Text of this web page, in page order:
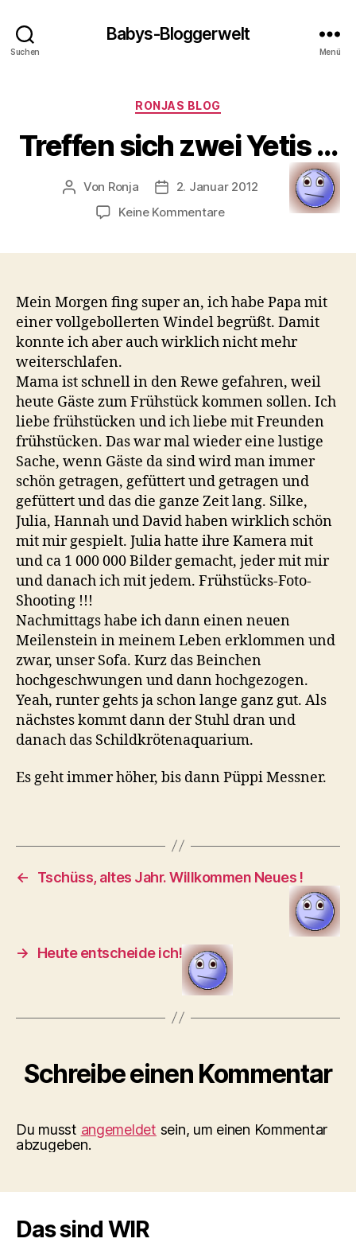
Suchen
Babys-Bloggerwelt
Menü
Kategorien
RONJAS BLOG
Treffen sich zwei Yetis …
Beitragsautor
Von Ronja Veröffentlichungsdatum
2. Januar 2012
Keine Kommentarezu
…
Mein Morgen fing super an, ich habe Papa mit
einer vollgebollerten Windel begrüßt. Damit
konnte ich aber auch wirklich nicht mehr
weiterschlafen.
Mama ist schnell in den Rewe gefahren, weil
heute Gäste zum Frühstück kommen sollen. Ich
liebe frühstücken und ich liebe mit Freunden
frühstücken. Das war mal wieder eine lustige
Sache, wenn Gäste da sind wird man immer
schön getragen, gefüttert und getragen und
gefüttert und das die ganze Zeit lang. Silke,
Julia, Hannah und David haben wirklich schön
mit mir gespielt. Julia hatte ihre Kamera mit
und ca 1 000 000 Bilder gemacht, jeder mit mir
und danach ich mit jedem. Frühstücks-Foto-
Shooting !!!
Nachmittags habe ich dann einen neuen
Meilenstein in meinem Leben erklommen und
zwar, unser Sofa. Kurz das Beinchen
hochgeschwungen und dann hochgezogen.
Yeah, runter gehts ja schon lange ganz gut. Als
nächstes kommt dann der Stuhl dran und
danach das Schildkrötenaquarium.
Es geht immer höher, bis dann Püppi Messner.
← Tschüss, altes Jahr. Willkommen Neues !
→ Heute entscheide ich!
Schreibe einen Kommentar
Du musst angemeldet sein, um einen Kommentar
abzugeben.
Das sind WIR